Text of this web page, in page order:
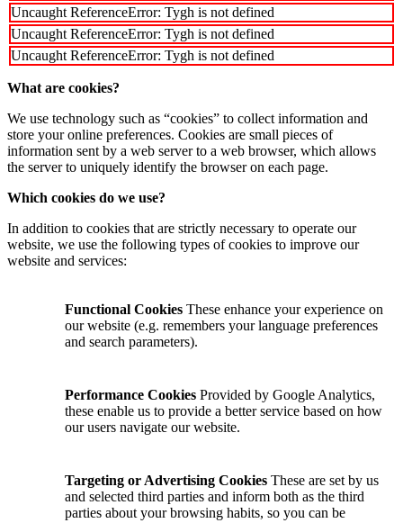
Uncaught ReferenceError: Tygh is not defined
Uncaught ReferenceError: Tygh is not defined
Uncaught ReferenceError: Tygh is not defined
What are cookies?
We use technology such as “cookies” to collect information and
store your online preferences. Cookies are small pieces of
information sent by a web server to a web browser, which allows
the server to uniquely identify the browser on each page.
Which cookies do we use?
In addition to cookies that are strictly necessary to operate our
website, we use the following types of cookies to improve our
website and services:
Functional Cookies These enhance your experience on
our website (e.g. remembers your language preferences
and search parameters).
Performance Cookies Provided by Google Analytics,
these enable us to provide a better service based on how
our users navigate our website.
Targeting or Advertising Cookies These are set by us
and selected third parties and inform both as the third
parties about your browsing habits, so you can be